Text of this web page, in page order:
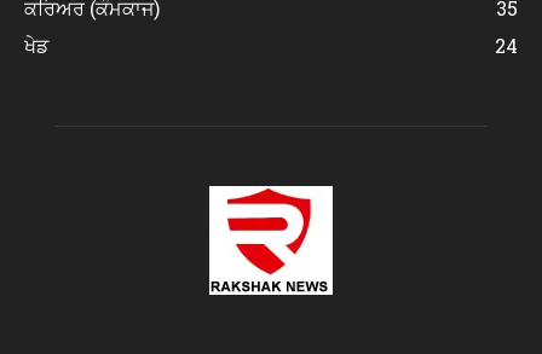
ਕਰਿਅਰ (ਕੰਮਕਾਜ)
35
ਖੇਡ
24